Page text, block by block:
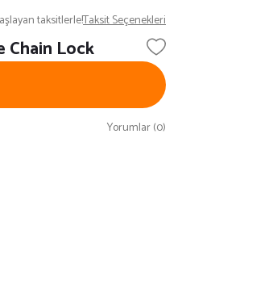
Yorumlar (0)
Chain Lock
taksitlerle!Taksit Seçenekleri